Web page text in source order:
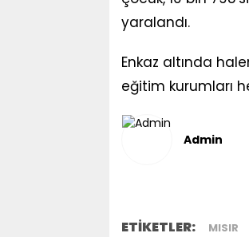
yaralandı.
Enkaz altında
eğitim kurumları
Admin
ETİKETLER: MISIR